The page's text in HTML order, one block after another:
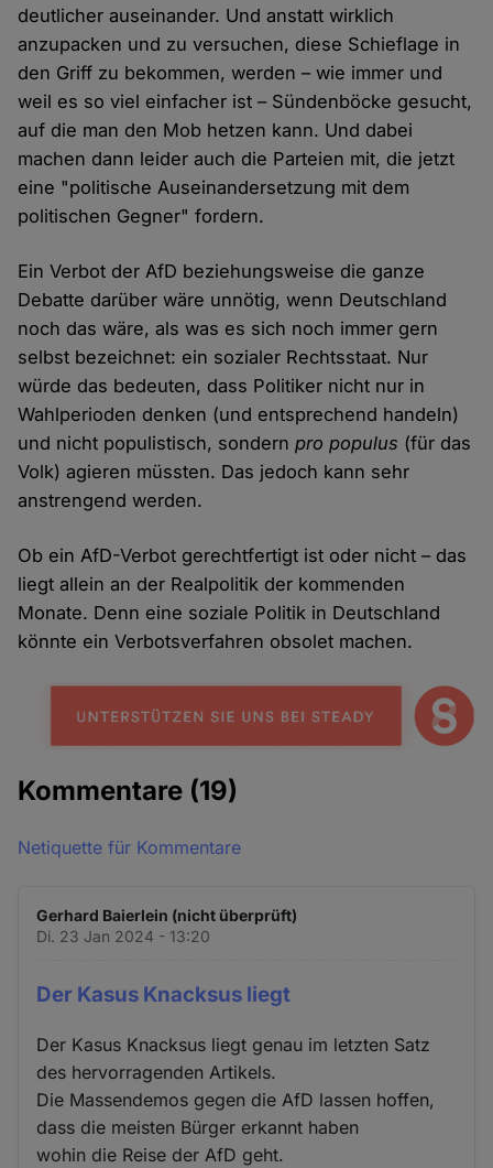
deutlicher auseinander. Und anstatt wirklich
anzupacken und zu versuchen, diese Schieflage in
den Griff zu bekommen, werden – wie immer und
weil es so viel einfacher ist – Sündenböcke gesucht,
auf die man den Mob hetzen kann. Und dabei
machen dann leider auch die Parteien mit, die jetzt
eine "politische Auseinandersetzung mit dem
politischen Gegner" fordern.
Ein Verbot der AfD beziehungsweise die ganze
Debatte darüber wäre unnötig, wenn Deutschland
noch das wäre, als was es sich noch immer gern
selbst bezeichnet: ein sozialer Rechtsstaat. Nur
würde das bedeuten, dass Politiker nicht nur in
Wahlperioden denken (und entsprechend handeln)
und nicht populistisch, sondernpro populus (für das
Volk) agieren müssten. Das jedoch kann sehr
anstrengend werden.
Ob ein AfD-Verbot gerechtfertigt ist oder nicht – das
liegt allein an der Realpolitik der kommenden
Monate. Denn eine soziale Politik in Deutschland
könnte ein Verbotsverfahren obsolet machen.
Kommentare (19)
Netiquette für Kommentare
Gerhard Baierlein (nicht überprüft)
Di. 23 Jan 2024 - 13:20
Der Kasus Knacksus liegt
Der Kasus Knacksus liegt genau im letzten Satz
des hervorragenden Artikels.
Die Massendemos gegen die AfD lassen hoffen,
dass die meisten Bürger erkannt haben
wohin die Reise der AfD geht.